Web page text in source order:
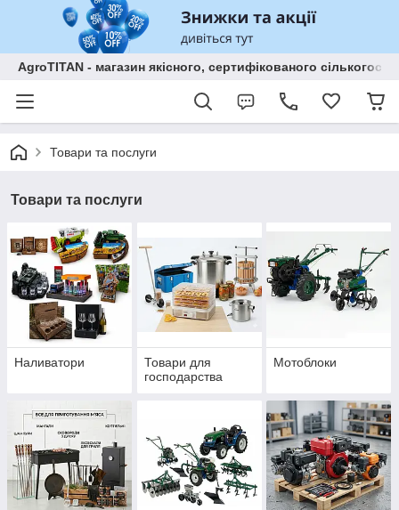
AgroTITAN - магазин якісного, сертифікованого
Товари та послуги
Товари та послуги
Наливатори
Товари для
господарства
Мотоблоки